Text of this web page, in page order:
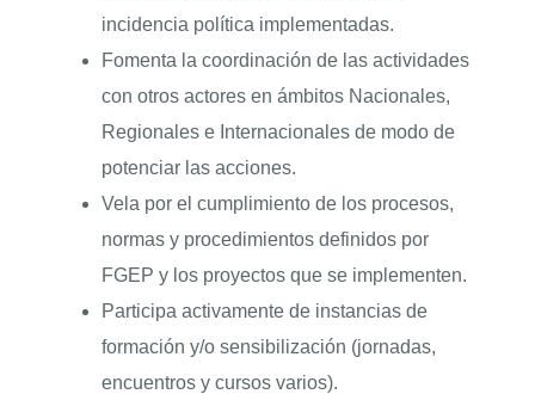
incidencia política implementadas.
Fomenta la coordinación de las actividades
con otros actores en ámbitos Nacionales,
Regionales e Internacionales de modo de
potenciar las acciones.
Vela por el cumplimiento de los procesos,
normas y procedimientos definidos por
FGEP y los proyectos que se implementen.
Participa activamente de instancias de
formación y/o sensibilización (jornadas,
encuentros y cursos varios).